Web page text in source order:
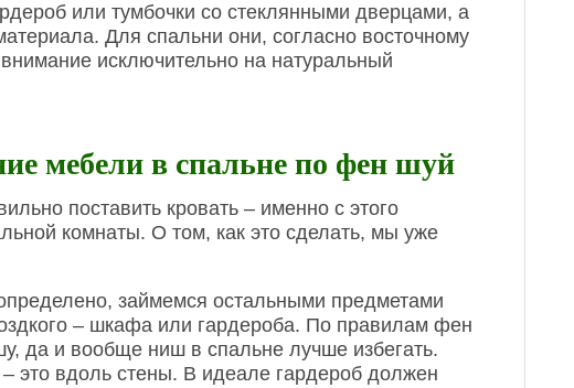
или тумбочки со стеклянными дверцами, а
Для спальни они, согласно восточному
исключительно на натуральный
мебели в спальне по фен шуй
поставить кровать – именно с этого
комнаты. О том, как это сделать, мы уже
займемся остальными предметами
– шкафа или гардероба. По правилам фен
да и вообще ниш в спальне лучше избегать.
это вдоль стены. В идеале гардероб должен